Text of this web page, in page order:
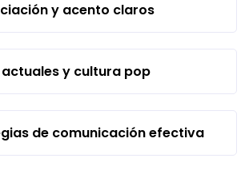
y acento claros
actuales y cultura pop
de comunicación efectiva